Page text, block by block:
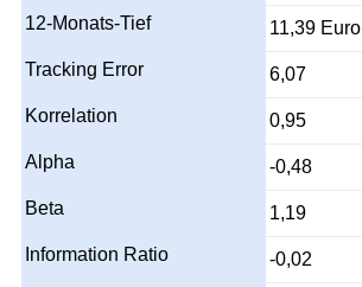
12-Monats-Tief 11,39 Euro
Tracking Error 6,07
Korrelation 0,95
Alpha -0,48
Beta 1,19
Information Ratio -0,02